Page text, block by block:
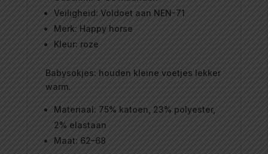
Veiligheid: Voldoet aan NEN-71
Merk: Happy horse
Kleur: roze
Babysokjes: houden kleine voetjes lekker
warm.
Materiaal: 75% katoen, 23% polyester,
2% elastaan
Maat: 62–68